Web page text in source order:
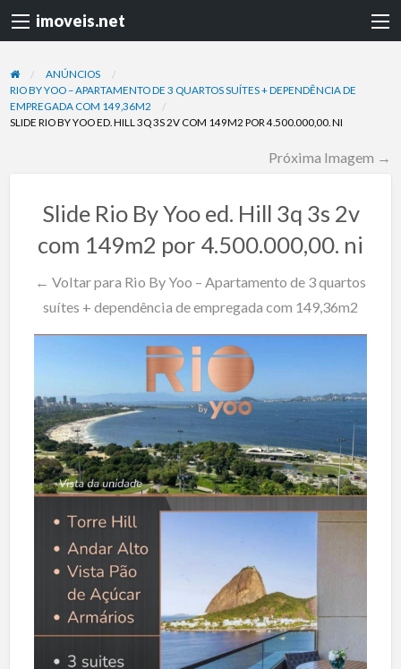
imoveis.net
ANÚNCIOS
RIO BY YOO – APARTAMENTO DE 3 QUARTOS SUÍTES + DEPENDÊNCIA DE
EMPREGADA COM 149,36M2
SLIDE RIO BY YOO ED. HILL 3Q 3S 2V COM 149M2 POR 4.500.000,00. NI
Próxima Imagem →
Slide Rio By Yoo ed. Hill 3q 3s 2v
com 149m2 por 4.500.000,00. ni
← Voltar para Rio By Yoo – Apartamento de 3 quartos
suítes + dependência de empregada com 149,36m2